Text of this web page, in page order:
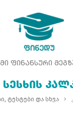
ᲤᲘᲜᲐᲜᲡᲣᲠᲘ
ᲡᲔᲡᲮᲘᲡ
ტესტები და სხვა